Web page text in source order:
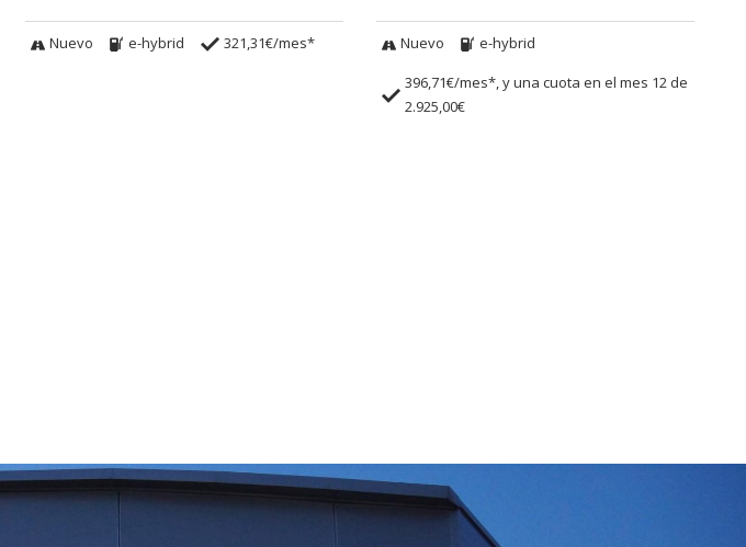
Nuevo e-hybrid 321,31€/mes* Nuevo
e-hybrid
396,71€/mes*, y una cuota en el mes 12 de
2.925,00€